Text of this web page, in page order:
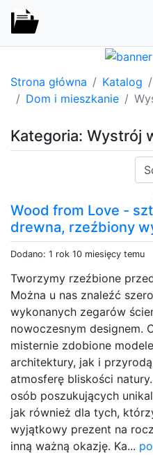
Strona główna Katalog
Dom i mieszkanie
Kategoria: Wystrój
Wood from Love -
drewna, rzeźbiony
Dodano: 1 rok 10 miesięcy temu
Tworzymy rzeźbione
Można u nas znaleźć
wykonanych zegarów
nowoczesnym designem.
misternie zdobione
architektury, jak i
atmosferę bliskości
osób poszukujących
jak również dla tych,
wyjątkowy prezent na
inną ważną okazję. Ka...